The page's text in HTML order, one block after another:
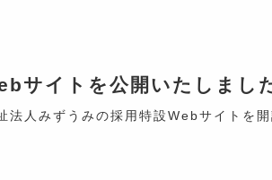
サイトを公開いたしまし
法人みずうみの採用特設Webサイトを